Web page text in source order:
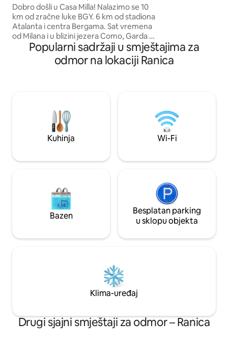
saune BGY
Dobro došli u Casa Milla! Nalazimo se 10
km od zračne luke BGY. 6 km od stadiona
Atalanta i centra Bergama. Sat vremena
od Milana i u blizini jezera Como, Garda i
Iseo. Casa Milla ima opuštajuće vanjske
prostore s kaučima i stolom za
objedovanje i doručak na otvorenom.
vrtu se nalazi tuš s toplom i hladnom
vodom u kojem se možete opustiti, čak i
pristupiti javnom
kolodvora i centra
Popularni sadržaji u smještajima za
odmor na lokaciji Ranica
Kuhinja Wi-Fi
Bazen
Besplatan parking
u sklopu objekta
Klima-uređaj
Drugi sjajni smještaji za odmor – Ranica